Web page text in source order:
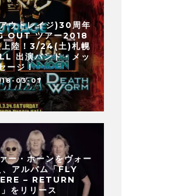
ウトレイジ)30周年
OUT ツアー2018
上陸！3/24(土)札幌
出演バンド・メッ
ージ！
03-07
ー・ホーンをヴォー
、アルバム「FLY
– RETURN
をリリース